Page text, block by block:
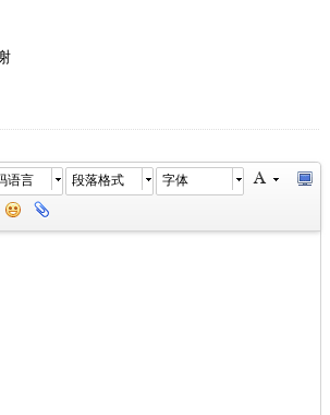
语言 段落格式 字体